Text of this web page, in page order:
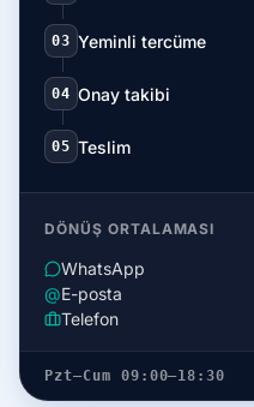
03 Yeminli tercüme
04 Onay takibi
05 Teslim
DÖNÜŞ ORTALAMASI
WhatsApp
@E-posta
Telefon
Pzt–Cum 09:00–18:30